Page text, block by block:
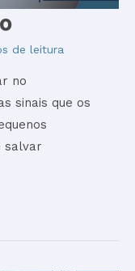
de leitura
no
sinais que os
salvar